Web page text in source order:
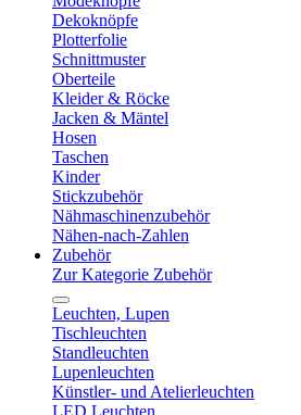
Dekoknöpfe
Plotterfolie
Schnittmuster
Oberteile
Kleider & Röcke
Jacken & Mäntel
Hosen
Taschen
Kinder
Stickzubehör
Nähmaschinenzubehör
Nähen-nach-Zahlen
Zubehör
Zur Kategorie Zubehör
Leuchten, Lupen
Tischleuchten
Standleuchten
Lupenleuchten
Künstler- und Atelierleuchten
LED Leuchten